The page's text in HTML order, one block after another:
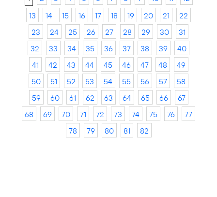
13
14 15 16 17 18 19 20 21
22
23
24 25 26 27 28 29 30
31
32
33 34 35 36 37 38 39
40
41
42 43 44 45 46 47 48
49
50
51 52 53 54 55 56 57
58
59
60 61 62 63 64 65 66
67
68
69 70 71 72 73 74 75 76
77
78
79 80 81 82